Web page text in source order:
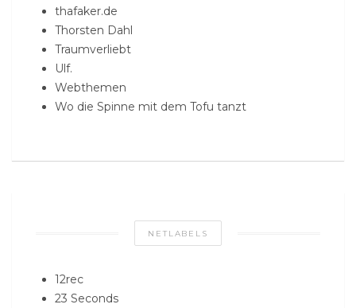
thafaker.de
Thorsten Dahl
Traumverliebt
Ulf.
Webthemen
Wo die Spinne mit dem Tofu tanzt
NETLABELS
12rec
23 Seconds